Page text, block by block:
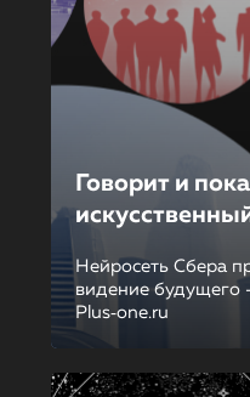
Говорит и
Нейросеть Сбера
видение будущего
Plus‑one.ru